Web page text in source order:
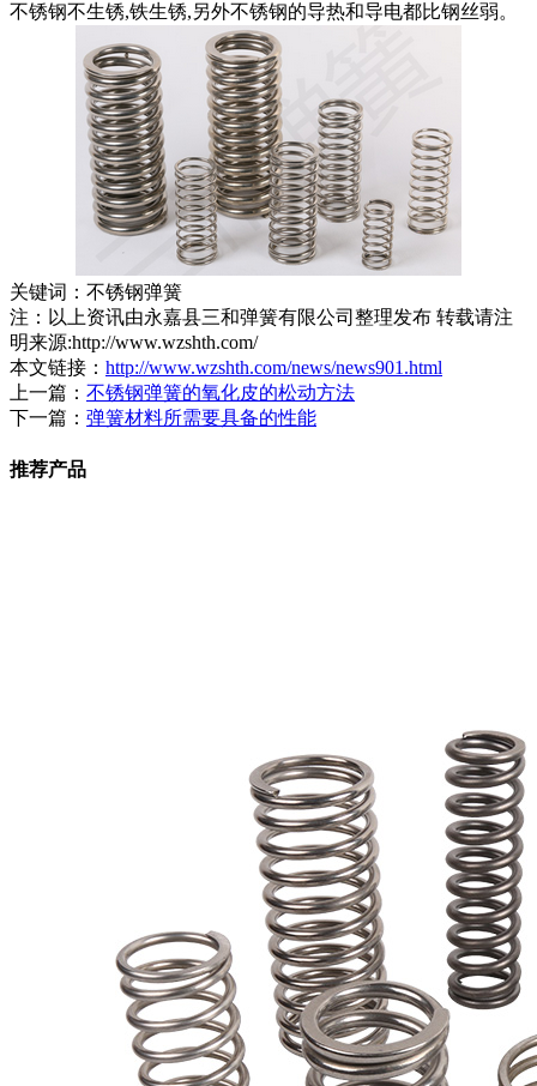
不锈钢不生锈,铁生锈,另外不锈钢的导热和导电都比钢丝弱。
关键词：不锈钢弹簧
注：以上资讯由永嘉县三和弹簧有限公司整理发布 转载请注
明来源:http://www.wzshth.com/
本文链接： http://www.wzshth.com/news/news901.html
上一篇： 不锈钢弹簧的氧化皮的松动方法
下一篇： 弹簧材料所需要具备的性能
推荐产品